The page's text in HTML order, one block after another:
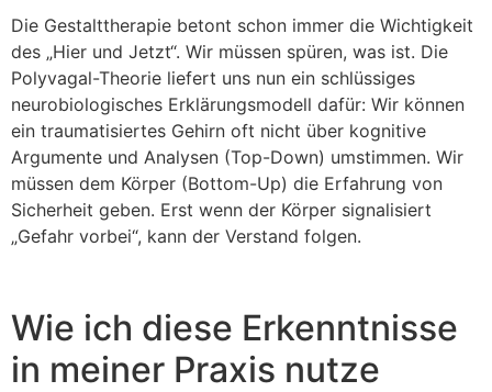
Die Gestalttherapie betont schon immer die Wichtigkeit
des „Hier und Jetzt“. Wir müssen spüren, was ist. Die
Polyvagal-Theorie liefert uns nun ein schlüssiges
neurobiologisches Erklärungsmodell dafür: Wir können
ein traumatisiertes Gehirn oft nicht über kognitive
Argumente und Analysen (Top-Down) umstimmen. Wir
müssen dem Körper (Bottom-Up) die Erfahrung von
Sicherheit geben. Erst wenn der Körper signalisiert
„Gefahr vorbei“, kann der Verstand folgen.
Wie ich diese Erkenntnisse
in meiner Praxis nutze